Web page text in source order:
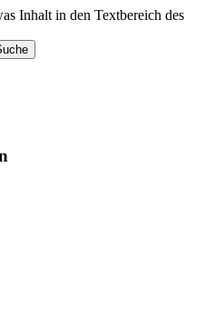
Inhalt in den Textbereich des